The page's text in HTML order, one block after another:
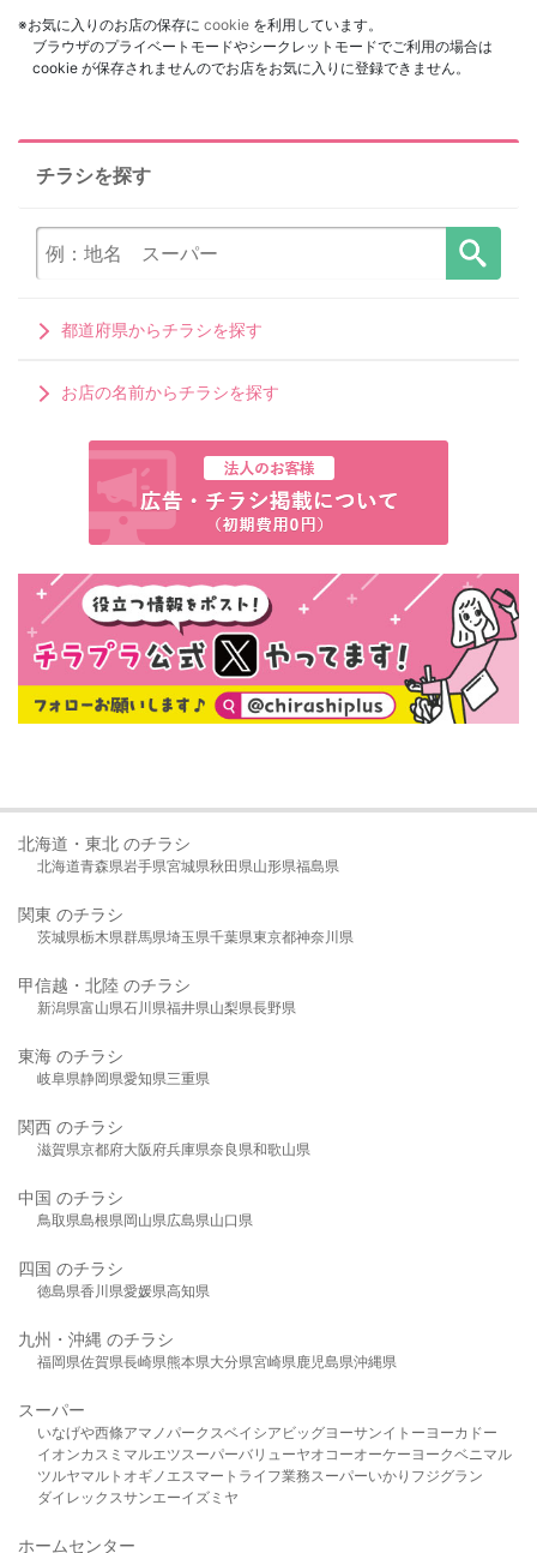
※お気に入りのお店の保存に cookie を利用しています。
ブラウザのプライベートモードやシークレットモードでご利用の場合は
cookie が保存されませんのでお店をお気に入りに登録できません。
チラシを探す
都道府県からチラシを探す
お店の名前からチラシを探す
北海道・東北 のチラシ
北海道青森県岩手県宮城県秋田県山形県福島県
関東 のチラシ
茨城県栃木県群馬県埼玉県千葉県東京都神奈川県
甲信越・北陸 のチラシ
新潟県富山県石川県福井県山梨県長野県
東海 のチラシ
岐阜県静岡県愛知県三重県
関西 のチラシ
滋賀県京都府大阪府兵庫県奈良県和歌山県
中国 のチラシ
鳥取県島根県岡山県広島県山口県
四国 のチラシ
徳島県香川県愛媛県高知県
九州・沖縄 のチラシ
福岡県佐賀県長崎県熊本県大分県宮崎県鹿児島県沖縄県
スーパー
いなげや西條アマノパークスベイシア ビッグヨーサンイトーヨーカドー
イオンカスミ マルエツスーパーバリューヤオコーオーケー ヨークベニマル
ツルヤマルト オギノ エスマート ライフ業務スーパーいかり フジグラン
ダイレックスサンエーイズミヤ
ホームセンター